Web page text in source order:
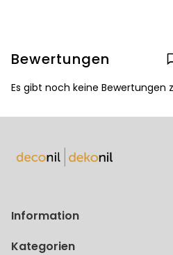
Bewertungen
Es gibt noch keine Bewertungen
Information
Kategorien